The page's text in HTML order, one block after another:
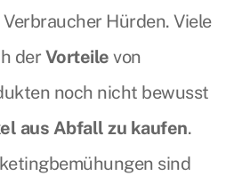
Hürden. Viele
der Vorteile von
noch nicht bewusst
aus Abfall zu kaufen.
sind